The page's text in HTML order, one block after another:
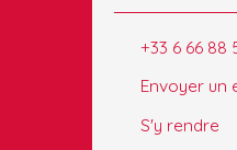
+33 6 66 88
Envoyer un
S'y rendre